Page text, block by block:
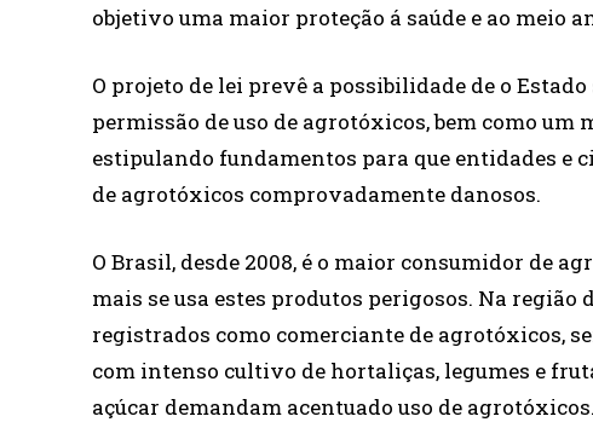
objetivo uma maior proteção á saúde e ao meio
O projeto de lei prevê a possibilidade de o
permissão de uso de agrotóxicos, bem como um
estipulando fundamentos para que entidades e
de agrotóxicos comprovadamente danosos.
O Brasil, desde 2008, é o maior consumidor de
mais se usa estes produtos perigosos. Na região
registrados como comerciante de agrotóxicos,
com intenso cultivo de hortaliças, legumes e
açúcar demandam acentuado uso de agrotóxicos.